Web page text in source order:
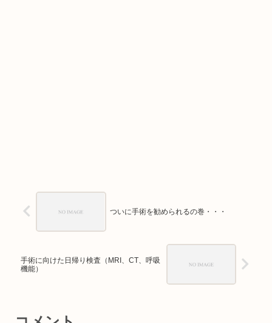
ついに手術を勧められるの巻・・・
手術に向けた日帰り検査（MRI、CT、呼吸
機能）